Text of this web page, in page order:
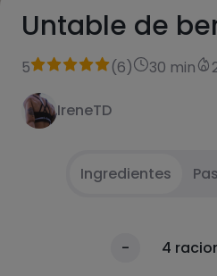
Untable de
5 (6) 30 min
IreneTD
Ingredientes
- 4
Asar las berenjenas y